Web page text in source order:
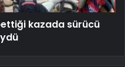
kazada sürücü